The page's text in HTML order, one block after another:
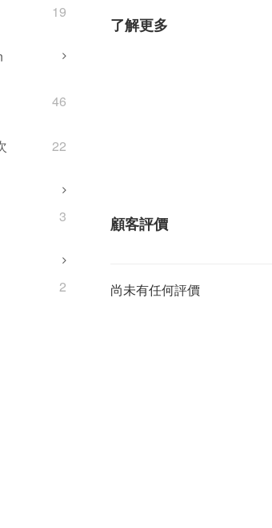
19
46
22
3
2
了解更多
顧客評價
尚未有任何評價